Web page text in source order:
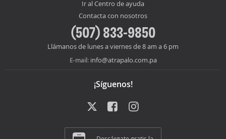
Ir al Centro de ayuda
Contacta con nosotros
(507) 833-9850
Llámanos de lunes a viernes de 8 am a 6 pm
E-mail: info@atrapalo.com.pa
¡Síguenos!